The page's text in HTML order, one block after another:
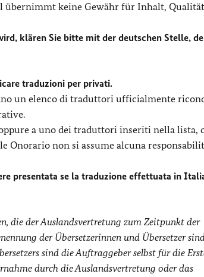
übernimmt keine Gewähr für Inhalt,
klären Sie bitte mit der deutschen Stelle,
traduzioni per privati.
un elenco di traduttori ufficialmente
a uno dei traduttori inseriti nella lista,
Onorario non si assume alcuna
presentata se la traduzione effettuata in
die der Auslandsvertretung zum Zeitpunkt der
der Übersetzerinnen und Übersetzer
sind die Auftraggeber selbst für die
durch die Auslandsvertretung oder das